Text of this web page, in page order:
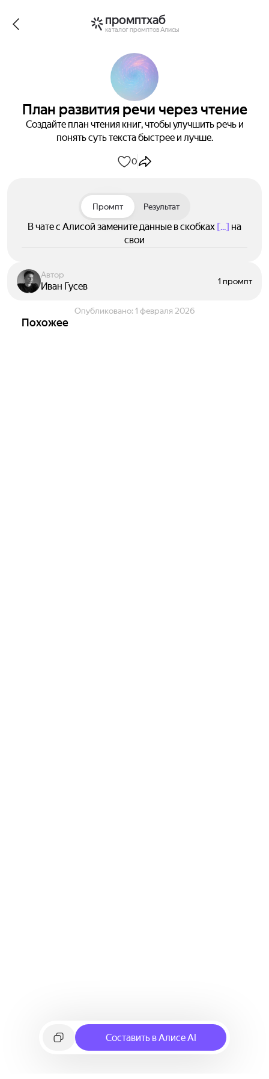
промптхаб
каталог промптов Алисы
План развития речи через чтение
Создайте план чтения книг, чтобы улучшить речь и
понять суть текста быстрее и лучше.
0
Промпт Результат
В чате с Алисой замените данные в скобках [...] на
свои
Автор
Иван Гусев 1 промпт
Опубликовано: 1 февраля 2026
Похожее
Составить в Алисе AI